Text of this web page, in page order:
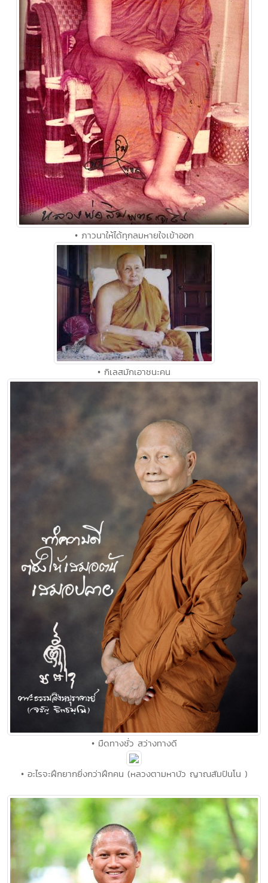
• ภาวนาให้ได้ทุกลมหายใจเข้าออก
• กิเลสมักเอาชนะคน
• มืดทางชั่ว สว่างทางดี
• อะไรจะฝึกยากยิ่งกว่าฝึกคน (หลวงตามหาบัว ญาณสัมปันโน )